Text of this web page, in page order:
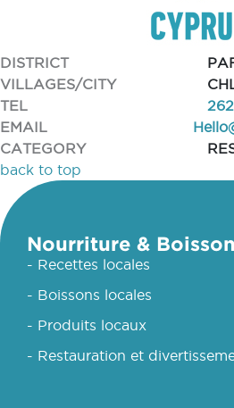
DISTRICT
VILLAGES/CITY
TEL
EMAIL
CATEGORY
back to top
Nourriture &
- Recettes locales
- Boissons locales
- Produits locaux
- Restauration et